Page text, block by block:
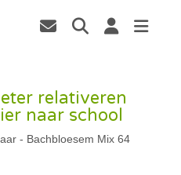
relativeren
naar school
- Bachbloesem Mix 64